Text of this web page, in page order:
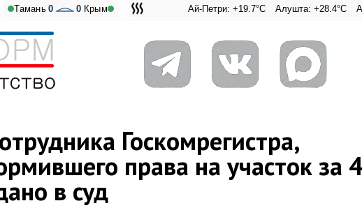
Ай-Петри: +19.7°C Алушта: +28.4°C Ангарский
Тамань 0 0 Крым
Госкомрегистра,
права на участок за
в суд